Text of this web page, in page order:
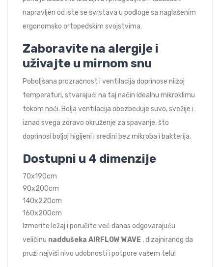
napravljen od iste se svrstava u podloge sa naglašenim
ergonomsko ortopedskim svojstvima.
Zaboravite na alergije i
uživajte u mirnom snu
Poboljšana prozračnost i ventilacija doprinose niižoj
temperaturi, stvarajući na taj način idealnu mikroklimu
tokom noći. Bolja ventilacija obezbeđuje suvo, svežije i
iznad svega zdravo okruženje za spavanje, što
doprinosi boljoj higijeni i sredini bez mikroba i bakterija.
Dostupni u 4 dimenzije
70x190cm
90x200cm
140x220cm
160x200cm
Izmerite ležaj i poručite već danas odgovarajuću
veličinu naddušeka AIRFLOW WAVE , dizajniranog da
pruži najviši nivo udobnosti i potpore vašem telu!